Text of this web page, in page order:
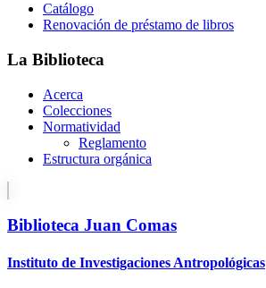
Catálogo
Renovación de préstamo de libros
La Biblioteca
Acerca
Colecciones
Normatividad
Reglamento
Estructura orgánica
Biblioteca Juan Comas
Instituto de Investigaciones Antropológicas